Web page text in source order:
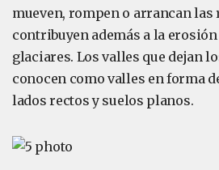
mueven, rompen o arrancan las
contribuyen además a la
glaciares. Los valles que dejan
conocen como valles en forma
lados rectos y suelos planos.